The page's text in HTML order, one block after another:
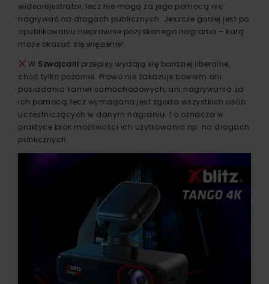
wideorejestrator, lecz nie mogą za jego pomocą nic
nagrywać na drogach publicznych. Jeszcze gorzej jest po
opublikowaniu nieprawnie pozyskanego nagrania – karą
może okazać się więzienie!
W Szwajcarii przepisy wydają się bardziej liberalne,
choć tylko pozornie. Prawo nie zakazuje bowiem ani
posiadania kamer samochodowych, ani nagrywania za
ich pomocą, lecz wymagana jest zgoda wszystkich osób
uczestniczących w danym nagraniu. To oznacza w
praktyce brak możliwości ich użytkowania np. na drogach
publicznych.